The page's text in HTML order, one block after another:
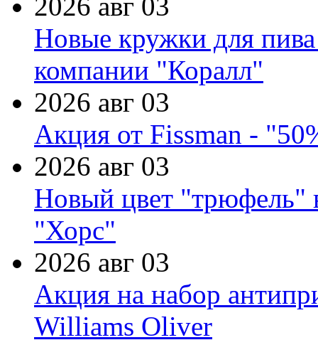
Новые кружки для
компании "Коралл"
2026 авг 03
Акция от Fissman -
2026 авг 03
Новый цвет "трюфель"
"Хорс"
2026 авг 03
Акция на набор
Williams Oliver